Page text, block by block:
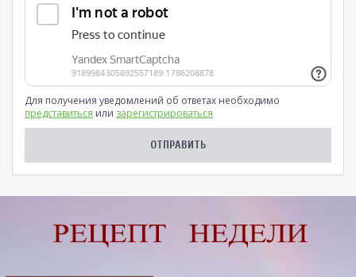
Для получения уведомлений об ответах необходимо
представиться или зарегистрироваться